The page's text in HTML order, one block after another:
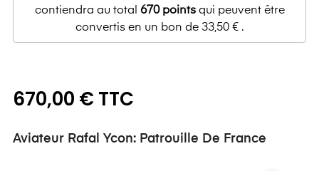
contiendra au total 670pointsqui peuvent être
convertis en un bon de 33,50 € .
670,00 € TTC
Aviateur Rafal Ycon: Patrouille De France